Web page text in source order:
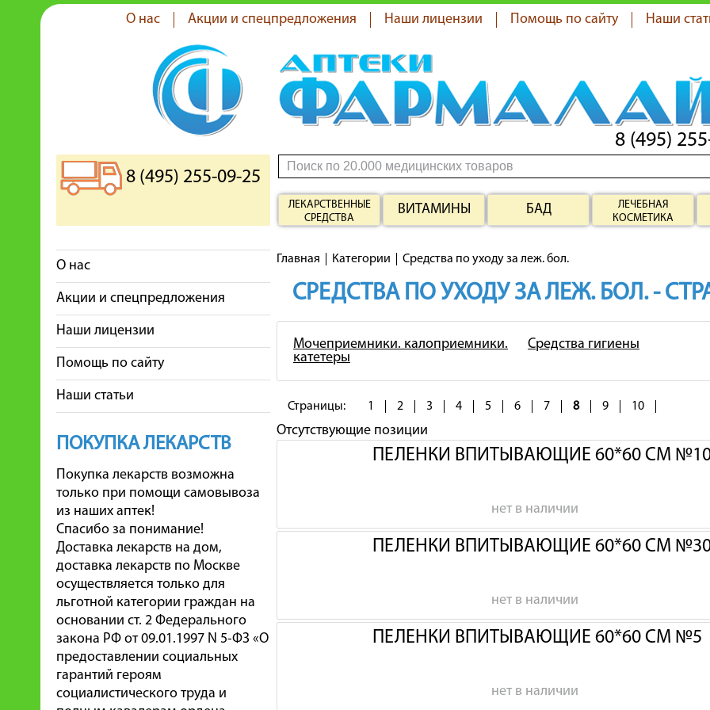
О нас Акции и спецпредложения Наши лицензии Помощь по сайту Наши
8 (495)
8 (495) 255-09-25
ЛЕКАРСТВЕННЫЕ
СРЕДСТВА
ВИТАМИНЫ БАД
ЛЕЧЕБНАЯ
КОСМЕТИКА
О нас
Акции и спецпредложения
Наши лицензии
Помощь по сайту
Наши статьи
ПОКУПКА ЛЕКАРСТВ
Покупка лекарств возможна
только при помощи самовывоза
из наших аптек!
Спасибо за понимание!
Доставка лекарств на дом,
доставка лекарств по Москве
осуществляется только для
льготной категории граждан на
основании ст. 2 Федерального
закона РФ от 09.01.1997 N 5-ФЗ «О
предоставлении социальных
гарантий героям
социалистического труда и
Главная Категории Средства по уходу за леж. бол.
СРЕДСТВА ПО УХОДУ ЗА ЛЕЖ. БОЛ. -
Мочеприемники. калоприемники.
катетеры
Средства гигиены
Страницы: 1 2 3 4 5 6 7 8 9 10
Отсутствующие позиции
ПЕЛЕНКИ ВПИТЫВАЮЩИЕ 60*60 СМ
нет в наличии
ПЕЛЕНКИ ВПИТЫВАЮЩИЕ 60*60 СМ
нет в наличии
ПЕЛЕНКИ ВПИТЫВАЮЩИЕ 60*60 СМ №5
нет в наличии